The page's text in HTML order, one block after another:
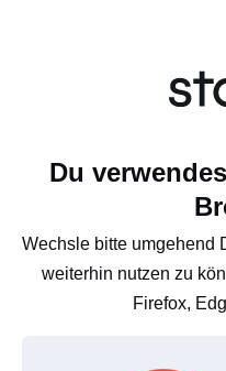
Du
Wechsle bitte umgehend
weiterhin nutzen zu
Firefox,